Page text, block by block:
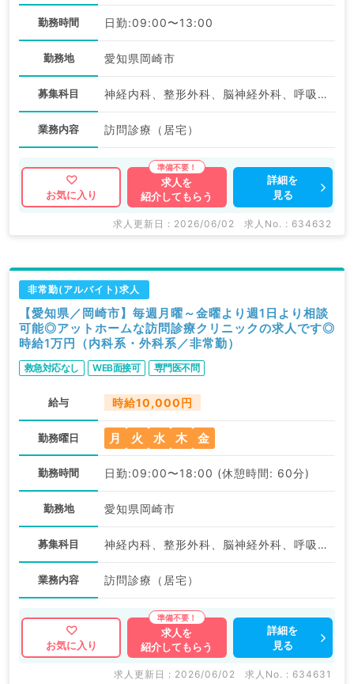
勤務時間 日勤:09:00〜13:00
勤務地 愛知県岡崎市
募集科目 神経内科、整形外科、脳神経外科、呼吸器外科、心臓血管外科、一般内科、循環器内科、呼吸器内科、消化器内科、内分泌・代謝内科、腎臓内科、外科系全般、一般外科、消化器外科
業務内容 訪問診療（居宅）
お気に入り
求人を
紹介してもらう
詳細を
見る
求人更新日 : 2026/06/02 求人No. : 634632
非常勤(アルバイト)求人
【愛知県／岡崎市】毎週月曜～金曜より週1日より相談
可能◎アットホームな訪問診療クリニックの求人です◎
時給1万円（内科系・外科系／非常勤）
救急対応なし WEB面接可 専門医不問
給与 時給10,000円
勤務曜日 月 火 水 木 金
勤務時間 日勤:09:00〜18:00 (休憩時間: 60分)
勤務地 愛知県岡崎市
募集科目 神経内科、整形外科、脳神経外科、呼吸器外科、心臓血管外科、一般内科、循環器内科、呼吸器内科、消化器内科、内分泌・代謝内科、腎臓内科、外科系全般、一般外科、消化器外科
業務内容 訪問診療（居宅）
お気に入り
求人を
紹介してもらう
詳細を
見る
求人更新日 : 2026/06/02 求人No. : 634631